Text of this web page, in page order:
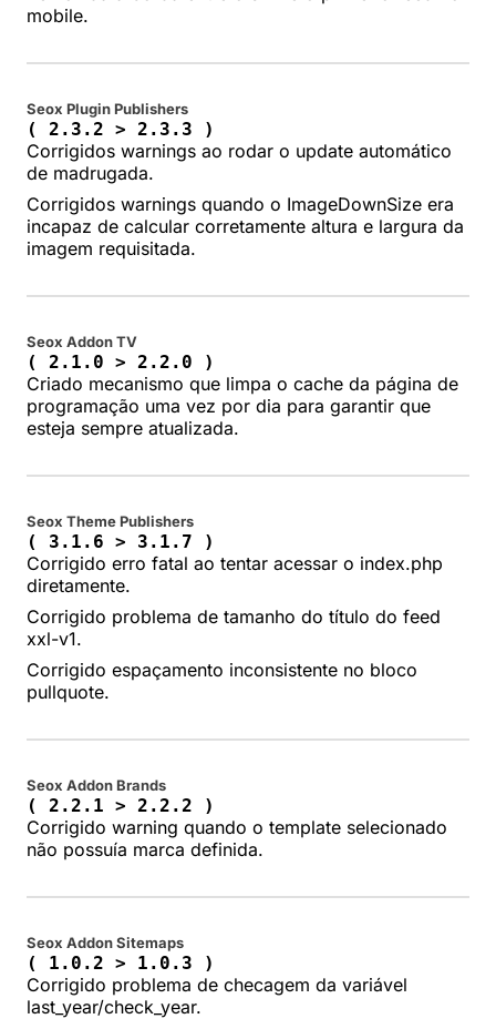
mobile.
Seox Plugin Publishers
( 2.3.2 > 2.3.3 )
Corrigidos warnings ao rodar o update automático
de madrugada.
Corrigidos warnings quando o ImageDownSize era
incapaz de calcular corretamente altura e largura da
imagem requisitada.
Seox Addon TV
( 2.1.0 > 2.2.0 )
Criado mecanismo que limpa o cache da página de
programação uma vez por dia para garantir que
esteja sempre atualizada.
Seox Theme Publishers
( 3.1.6 > 3.1.7 )
Corrigido erro fatal ao tentar acessar o index.php
diretamente.
Corrigido problema de tamanho do título do feed
xxl-v1.
Corrigido espaçamento inconsistente no bloco
pullquote.
Seox Addon Brands
( 2.2.1 > 2.2.2 )
Corrigido warning quando o template selecionado
não possuía marca definida.
Seox Addon Sitemaps
( 1.0.2 > 1.0.3 )
Corrigido problema de checagem da variável
last_year/check_year.